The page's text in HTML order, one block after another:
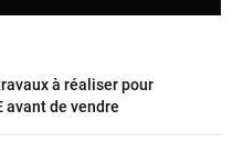
à réaliser pour
avant de vendre